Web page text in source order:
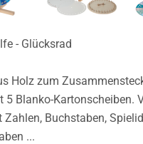
- Glücksrad
Holz zum
5 Blanko-Kartonscheiben.
Zahlen, Buchstaben,
...